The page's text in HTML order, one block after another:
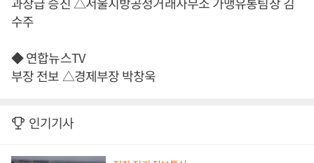
수주
◆ 연합뉴스TV
부장 전보 △경제부장 박창욱
인기기사